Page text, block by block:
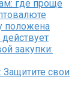
где проще
положена
закупки:
свои